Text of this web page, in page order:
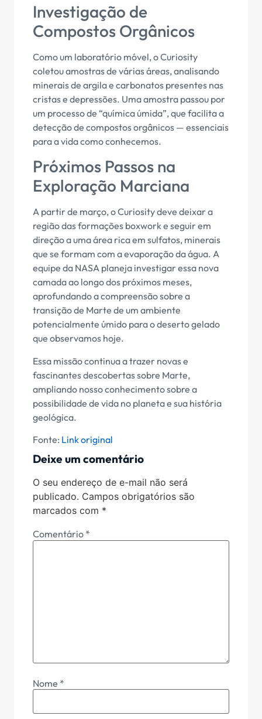
Investigação de
Compostos Orgânicos
Como um laboratório móvel, o Curiosity
coletou amostras de várias áreas, analisando
minerais de argila e carbonatos presentes nas
cristas e depressões. Uma amostra passou por
um processo de “química úmida”, que facilita a
detecção de compostos orgânicos — essenciais
para a vida como conhecemos.
Próximos Passos na
Exploração Marciana
A partir de março, o Curiosity deve deixar a
região das formações boxwork e seguir em
direção a uma área rica em sulfatos, minerais
que se formam com a evaporação da água. A
equipe da NASA planeja investigar essa nova
camada ao longo dos próximos meses,
aprofundando a compreensão sobre a
transição de Marte de um ambiente
potencialmente úmido para o deserto gelado
que observamos hoje.
Essa missão continua a trazer novas e
fascinantes descobertas sobre Marte,
ampliando nosso conhecimento sobre a
possibilidade de vida no planeta e sua história
geológica.
Fonte: Link original
Deixe um comentário
O seu endereço de e-mail não será
publicado. Campos obrigatórios são
marcados com *
Comentário *
Nome *